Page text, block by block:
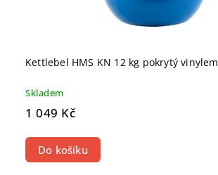
Kettlebel HMS KN 12 kg pokrytý vinylem
Skladem
1 049 Kč
Do košíku